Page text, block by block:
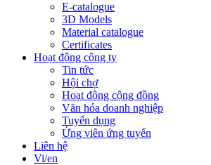
E-catalogue
3D Models
Material catalogue
Certificates
Hoạt động công ty
Tin tức
Hội chợ
Hoạt động cộng đồng
Văn hóa doanh nghiệp
Tuyển dụng
Ứng viên ứng tuyển
Liên hệ
Vi/en